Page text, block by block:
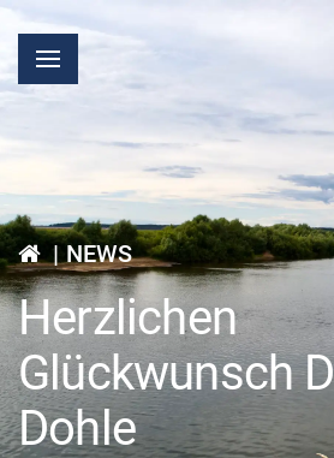
| NEWS
Herzlichen
Glückwunsch
Dohle